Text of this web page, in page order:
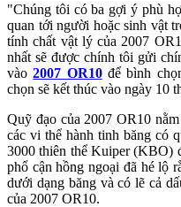
"Chúng tôi có ba gợi ý phù
quan tới người hoặc sinh vật
tính chất vật lý của 2007
nhất sẽ được chính tôi gửi
vào2007 OR10để bình
chọn sẽ kết thúc vào ngày 10
Quỹ đạo của 2007 OR10
các vi thể hành tinh băng có
3000 thiên thể Kuiper (KBO)
phổ cận hồng ngoại đã hé lộ
dưới dạng băng và có lẽ cả
của 2007 OR10.